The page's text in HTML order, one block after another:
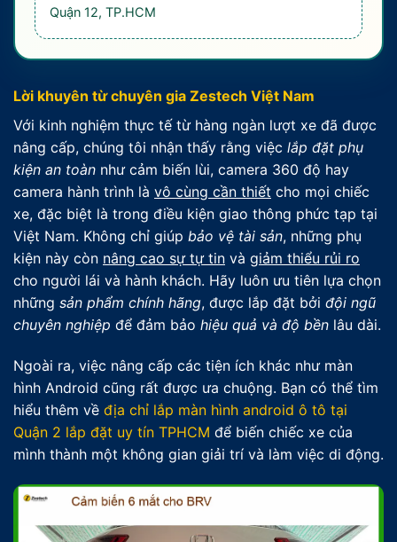
Quận 12, TP.HCM
Lời khuyên từ chuyên gia Zestech Việt Nam
Với kinh nghiệm thực tế từ hàng ngàn lượt xe đã được
nâng cấp, chúng tôi nhận thấy rằng việc lắp đặt phụ
kiện an toàn như cảm biến lùi, camera 360 độ hay
camera hành trình là vô cùng cần thiết cho mọi chiếc
xe, đặc biệt là trong điều kiện giao thông phức tạp tại
Việt Nam. Không chỉ giúp bảo vệ tài sản, những phụ
kiện này còn nâng cao sự tự tin và giảm thiểu rủi ro
cho người lái và hành khách. Hãy luôn ưu tiên lựa chọn
những sản phẩm chính hãng, được lắp đặt bởi đội ngũ
chuyên nghiệp để đảm bảo hiệu quả và độ bền lâu dài.
Ngoài ra, việc nâng cấp các tiện ích khác như màn
hình Android cũng rất được ưa chuộng. Bạn có thể tìm
hiểu thêm về địa chỉ lắp màn hình android ô tô tại
Quận 2 lắp đặt uy tín TPHCM để biến chiếc xe của
mình thành một không gian giải trí và làm việc di động.